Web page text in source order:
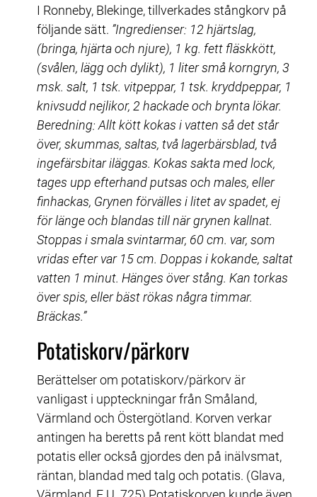
I Ronneby, Blekinge, tillverkades stångkorv på
följande sätt. ”Ingredienser: 12 hjärtslag,
(bringa, hjärta och njure), 1 kg. fett fläskkött,
(svålen, lägg och dylikt), 1 liter små korngryn, 3
msk. salt, 1 tsk. vitpeppar, 1 tsk. kryddpeppar, 1
knivsudd nejlikor, 2 hackade och brynta lökar.
Beredning: Allt kött kokas i vatten så det står
över, skummas, saltas, två lagerbärsblad, två
ingefärsbitar iläggas. Kokas sakta med lock,
tages upp efterhand putsas och males, eller
finhackas, Grynen förvälles i litet av spadet, ej
för länge och blandas till när grynen kallnat.
Stoppas i smala svintarmar, 60 cm. var, som
vridas efter var 15 cm. Doppas i kokande, saltat
vatten 1 minut. Hänges över stång. Kan torkas
över spis, eller bäst rökas några timmar.
Bräckas.”
Potatiskorv/pärkorv
Berättelser om potatiskorv/pärkorv är
vanligast i uppteckningar från Småland,
Värmland och Östergötland. Korven verkar
antingen ha beretts på rent kött blandat med
potatis eller också gjordes den på inälvsmat,
räntan, blandad med talg och potatis. (Glava,